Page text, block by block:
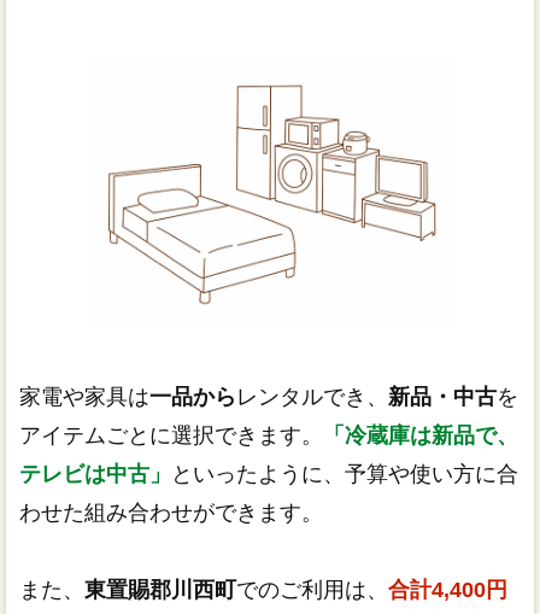
家電や家具は一品から レンタルでき、 新品・中古を
アイテムごとに選択できます。
「冷蔵庫は新品で、
テレビは中古」
といったように、予算や使い方に合
わせた組み合わせができます。
また、 東置賜郡川西町でのご利用は、 合計4,400円